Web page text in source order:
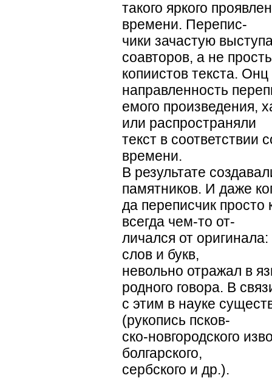
такого яркого
времени. Перепис-
чики зачастую
соавторов, а не
копиистов текста.
направленность
емого произведения,
или распространяли
текст в соответствии
времени.
В результате
памятников. И даже
да переписчик просто
всегда чем-то от-
личался от
слов и букв,
невольно отражал в
родного говора. В
с этим в науке
(рукопись псков-
ско-новгородского
болгарского,
сербского и др.).